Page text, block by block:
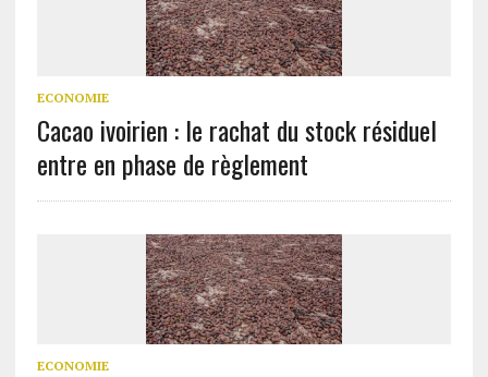
ECONOMIE
Cacao ivoirien : le rachat du stock résiduel
entre en phase de règlement
ECONOMIE